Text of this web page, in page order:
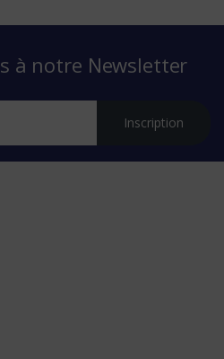
à notre Newsletter
Inscription